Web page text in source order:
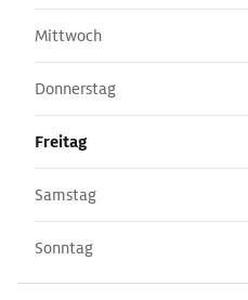
Mittwoch
Donnerstag
Freitag
Samstag
Sonntag